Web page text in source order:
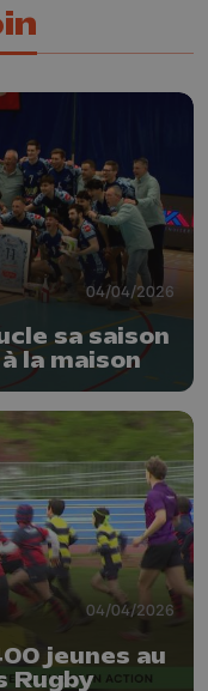
04/04/2026
sa saison
la maison
04/04/2026
jeunes au
Rugby